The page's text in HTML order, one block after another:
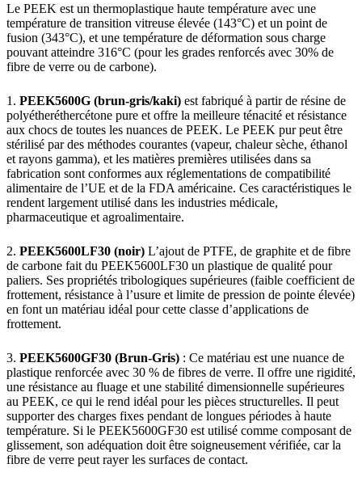
Le PEEK est un thermoplastique haute température avec une
température de transition vitreuse élevée (143°C) et un point de
fusion (343°C), et une température de déformation sous charge
pouvant atteindre 316°C (pour les grades renforcés avec 30% de
fibre de verre ou de carbone).
1. PEEK5600G (brun-gris/kaki) est fabriqué à partir de résine de
polyétheréthercétone pure et offre la meilleure ténacité et résistance
aux chocs de toutes les nuances de PEEK. Le PEEK pur peut être
stérilisé par des méthodes courantes (vapeur, chaleur sèche, éthanol
et rayons gamma), et les matières premières utilisées dans sa
fabrication sont conformes aux réglementations de compatibilité
alimentaire de l’UE et de la FDA américaine. Ces caractéristiques le
rendent largement utilisé dans les industries médicale,
pharmaceutique et agroalimentaire.
2. PEEK5600LF30 (noir) L’ajout de PTFE, de graphite et de fibre
de carbone fait du PEEK5600LF30 un plastique de qualité pour
paliers. Ses propriétés tribologiques supérieures (faible coefficient de
frottement, résistance à l’usure et limite de pression de pointe élevée)
en font un matériau idéal pour cette classe d’applications de
frottement.
3. PEEK5600GF30 (Brun-Gris) : Ce matériau est une nuance de
plastique renforcée avec 30 % de fibres de verre. Il offre une rigidité,
une résistance au fluage et une stabilité dimensionnelle supérieures
au PEEK, ce qui le rend idéal pour les pièces structurelles. Il peut
supporter des charges fixes pendant de longues périodes à haute
température. Si le PEEK5600GF30 est utilisé comme composant de
glissement, son adéquation doit être soigneusement vérifiée, car la
fibre de verre peut rayer les surfaces de contact.